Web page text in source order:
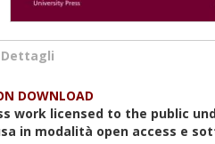
Dettagli
DOWNLOAD
work licensed to the public
in modalità open access e